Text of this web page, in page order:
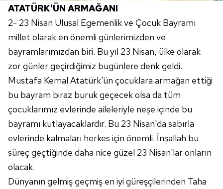
ATATÜRK'ÜN ARMAĞANI
2- 23 Nisan Ulusal Egemenlik ve Çocuk Bayramı
millet olarak en önemli günlerimizden ve
bayramlarımızdan biri. Bu yıl 23 Nisan, ülke olarak
zor günler geçirdiğimiz bugünlere denk geldi.
Mustafa Kemal Atatürk'ün çocuklara armağan ettiği
bu bayram biraz buruk geçecek olsa da tüm
çocuklarımız evlerinde aileleriyle neşe içinde bu
bayramı kutlayacaklardır. Bu 23 Nisan'da sabırla
evlerinde kalmaları herkes için önemli. İnşallah bu
süreç geçtiğinde daha nice güzel 23 Nisan'laronların
olacak.
Dünyanın gelmiş geçmiş en iyi güreşçilerinden Taha